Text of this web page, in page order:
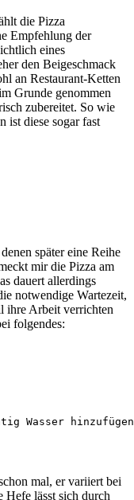
die Pizza
Empfehlung der
eines
den Beigeschmack
an Restaurant-Ketten
Grunde genommen
zubereitet. So wie
ist diese sogar fast
später eine Reihe
mir die Pizza am
dauert allerdings
notwendige Wartezeit,
ihre Arbeit verrichten
folgendes:
mal, er variiert bei
Hefe lässt sich durch